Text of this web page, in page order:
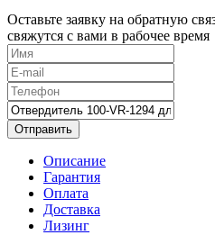
Оставьте заявку на обратную
свяжутся с вами в рабочее время
Отправить
Описание
Гарантия
Оплата
Доставка
Лизинг